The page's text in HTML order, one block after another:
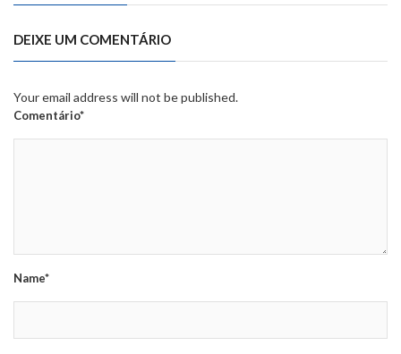
DEIXE UM COMENTÁRIO
Your email address will not be published.
Comentário*
Name*